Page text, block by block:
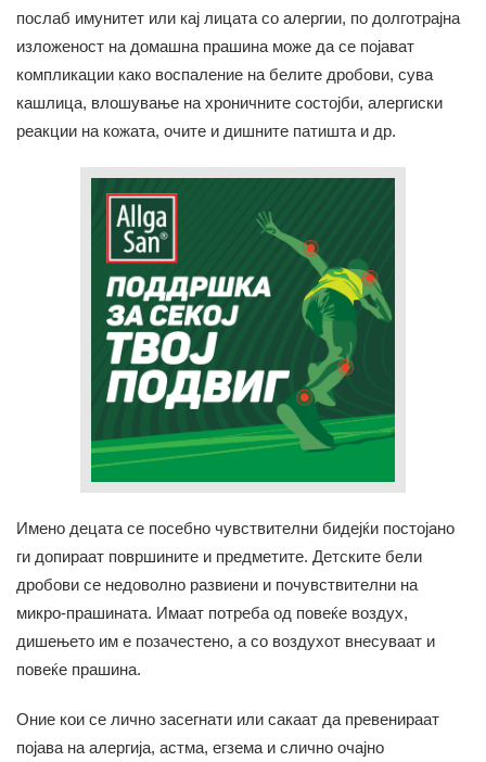
послаб имунитет или кај лицата со алергии, по долготрајна
изложеност на домашна прашина може да се појават
компликации како воспаление на белите дробови, сува
кашлица, влошување на хроничните состојби, алергиски
реакции на кожата, очите и дишните патишта и др.
Имено децата се посебно чувствителни бидејќи постојано
ги допираат површините и предметите. Детските бели
дробови се недоволно развиени и почувствителни на
микро-прашината. Имаат потреба од повеќе воздух,
дишењето им е позачестено, а со воздухот внесуваат и
повеќе прашина.
Оние кои се лично засегнати или сакаат да превенираат
појава на алергија, астма, егзема и слично очајно